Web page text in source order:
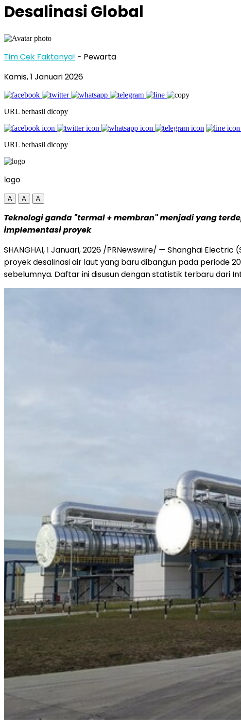
Desalinasi Global
Tim Cek Faktanya! - Pewarta
Kamis, 1 Januari 2026
URL berhasil dicopy
URL berhasil dicopy
logo
A A A
Teknologi ganda "termal + membran" menjadi yang
implementasi proyek
SHANGHAI,1 Januari, 2026 /PRNewswire/ — Shanghai Electric
proyek desalinasi air laut yang baru dibangun pada periode
sebelumnya. Daftar ini disusun dengan statistik terbaru dari